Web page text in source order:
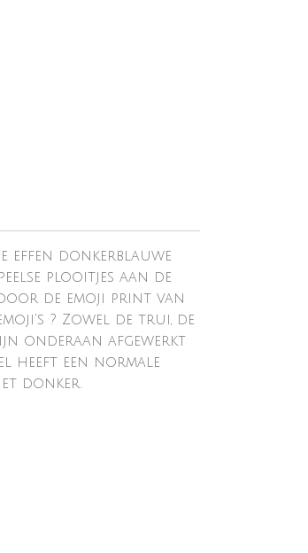
effen donkerblauwe
plooitjes aan de
de emoji print van
? Zowel de trui, de
onderaan afgewerkt
heeft een normale
donker.